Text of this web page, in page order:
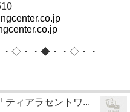
◇・・◆・・◇・・
「ティアラセントワ...